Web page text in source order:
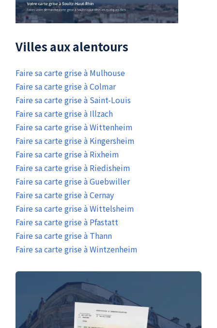
Villes aux alentours
Faire sa carte grise à Mulhouse
Faire sa carte grise à Colmar
Faire sa carte grise à Saint-Louis
Faire sa carte grise à Illzach
Faire sa carte grise à Wittenheim
Faire sa carte grise à Kingersheim
Faire sa carte grise à Rixheim
Faire sa carte grise à Riedisheim
Faire sa carte grise à Guebwiller
Faire sa carte grise à Cernay
Faire sa carte grise à Wittelsheim
Faire sa carte grise à Pfastatt
Faire sa carte grise à Thann
Faire sa carte grise à Wintzenheim